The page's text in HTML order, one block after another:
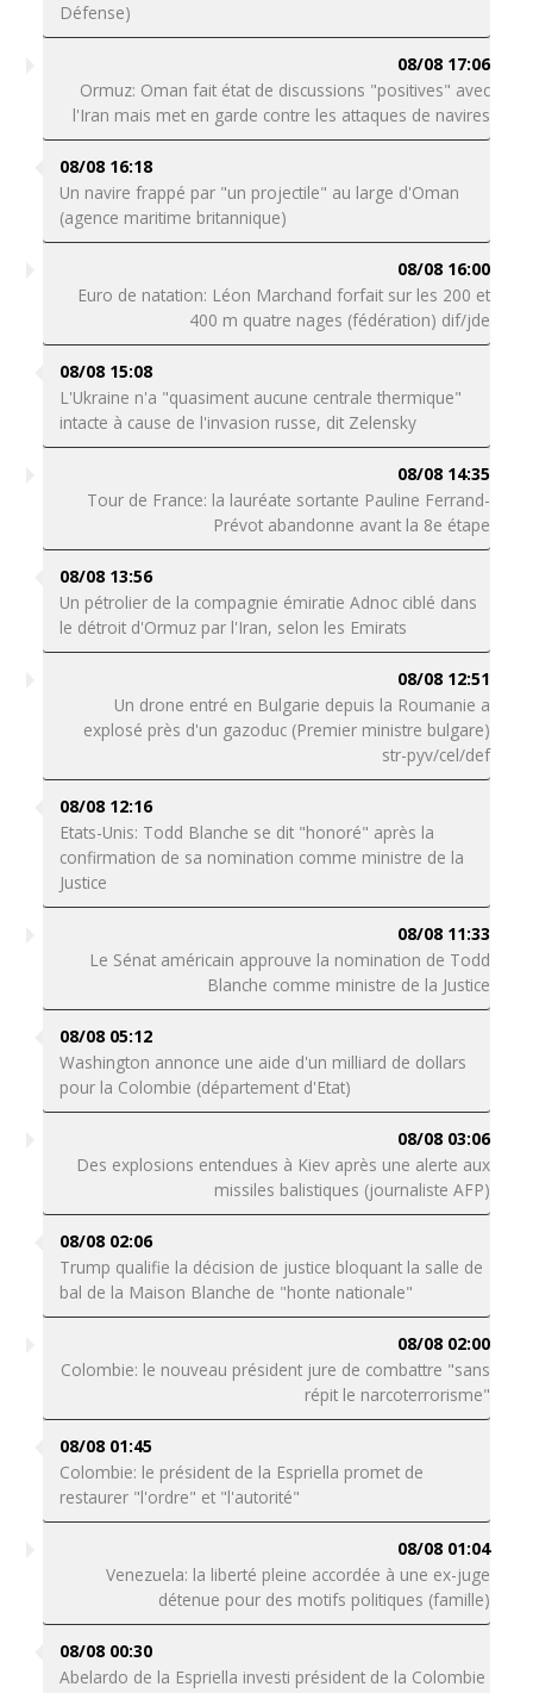
Défense)
08/08 17:06
Ormuz: Oman fait état de discussions "positives" avec
l'Iran mais met en garde contre les attaques de navires
08/08 16:18
Un navire frappé par "un projectile" au large d'Oman
(agence maritime britannique)
08/08 16:00
Euro de natation: Léon Marchand forfait sur les 200 et
400 m quatre nages (fédération) dif/jde
08/08 15:08
L'Ukraine n'a "quasiment aucune centrale thermique"
intacte à cause de l'invasion russe, dit Zelensky
08/08 14:35
Tour de France: la lauréate sortante Pauline Ferrand-
Prévot abandonne avant la 8e étape
08/08 13:56
Un pétrolier de la compagnie émiratie Adnoc ciblé dans
le détroit d'Ormuz par l'Iran, selon les Emirats
08/08 12:51
Un drone entré en Bulgarie depuis la Roumanie a
explosé près d'un gazoduc (Premier ministre bulgare)
str-pyv/cel/def
08/08 12:16
Etats-Unis: Todd Blanche se dit "honoré" après la
confirmation de sa nomination comme ministre de la
Justice
08/08 11:33
Le Sénat américain approuve la nomination de Todd
Blanche comme ministre de la Justice
08/08 05:12
Washington annonce une aide d'un milliard de dollars
pour la Colombie (département d'Etat)
08/08 03:06
Des explosions entendues à Kiev après une alerte aux
missiles balistiques (journaliste AFP)
08/08 02:06
Trump qualifie la décision de justice bloquant la salle de
bal de la Maison Blanche de "honte nationale"
08/08 02:00
Colombie: le nouveau président jure de combattre "sans
répit le narcoterrorisme"
08/08 01:45
Colombie: le président de la Espriella promet de
restaurer "l'ordre" et "l'autorité"
08/08 01:04
Venezuela: la liberté pleine accordée à une ex-juge
détenue pour des motifs politiques (famille)
08/08 00:30
Abelardo de la Espriella investi président de la Colombie